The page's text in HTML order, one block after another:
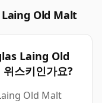
Old Malt
Laing Old
스키인가요?
Old Malt